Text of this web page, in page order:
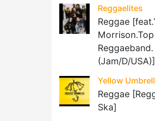
Reggaelites
Reggae
Reggaeband.
(Jam/D/USA)]
Yellow
Reggae
Ska]